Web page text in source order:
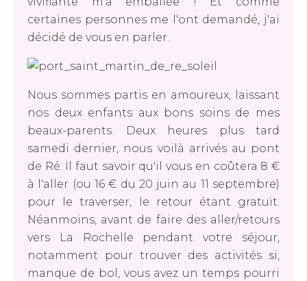
certaines personnes me l'ont demandé, j'ai
décidé de vous en parler.
Nous sommes partis en amoureux, laissant
nos deux enfants aux bons soins de mes
beaux-parents. Deux heures plus tard
samedi dernier, nous voilà arrivés au pont
de Ré. Il faut savoir qu'il vous en coûtera 8 €
à l'aller (ou 16 € du 20 juin au 11 septembre)
pour le traverser, le retour étant gratuit.
Néanmoins, avant de faire des aller/retours
vers La Rochelle pendant votre séjour,
notamment pour trouver des activités si,
manque de bol, vous avez un temps pourri